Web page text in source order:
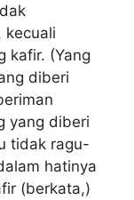
kecuali
kafir. (Yang
diberi
yang diberi
tidak ragu-
hatinya
(berkata,)